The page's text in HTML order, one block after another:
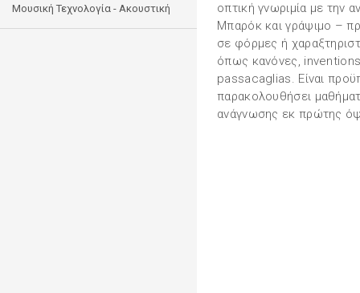
Μουσική Τεχνολογία - Ακουστική
οπτική γνωριμία με την
Μπαρόκ και γράψιμο –
σε φόρμες ή
όπως κανόνες,
passacaglias. Eίναι
παρακολουθήσει
ανάγνωσης εκ πρώτης